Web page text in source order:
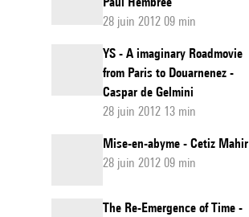
28 juin 2012 09 min
YS - A imaginary Roadmovie
from Paris to Douarnenez -
Caspar de Gelmini
28 juin 2012 13 min
Mise-en-abyme - Cetiz Mahir
28 juin 2012 09 min
The Re-Emergence of Time -